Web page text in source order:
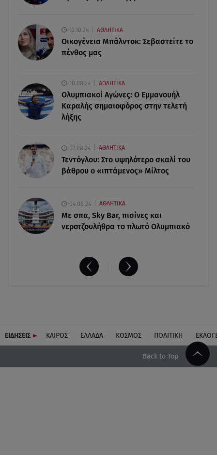
06.08.26 , 15:02
Συγκινεί ο Κώστας Σαμαράς: Η οικογενειακή
φωτογραφία με την αδελφή του
Κηδεία Λάκη Χαλκιά: Συντετριμμένη η σύζυγός
του στο τελευταίο «αντίο»
Παράσχου από το νοσοκομείο
12.10.24 ΑΘΛΗΤΙΚΑ
Οικογένεια Μπάλντοκ: Σεβαστείτε το
πένθος μας
10.08.24 ΑΘΛΗΤΙΚΑ
Ολυμπιακοί Αγώνες: Ο Εμμανουήλ
Καραλής σημαιοφόρος στην τελετή
λήξης
07.08.24 ΑΘΛΗΤΙΚΑ
Τεντόγλου: Στο υψηλότερο σκαλί του
βάθρου ο «ιπτάμενος» Μίλτος
04.08.24 ΑΘΛΗΤΙΚΑ
Με σπα, Sky Bar, πισίνες και
νεροτζουλήθρα το πλωτό Ολυμπιακό
ΕΙΔΗΣΕΙΣ ΚΑΙΡΟΣ ΕΛΛΑΔΑ ΚΟΣΜΟΣ ΠΟΛΙΤΙΚΗ
Back to Top